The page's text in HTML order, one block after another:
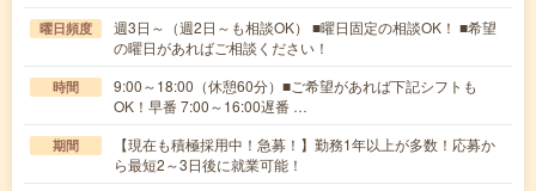
曜日頻度
週3日～（週2日～も相談OK） ■曜日固定の相談OK！ ■希望
の曜日があればご相談ください！
時間
9:00～18:00（休憩60分）■ご希望があれば下記シフトも
OK！早番 7:00～16:00遅番 …
期間
【現在も積極採用中！急募！】勤務1年以上が多数！応募か
ら最短2～3日後に就業可能！